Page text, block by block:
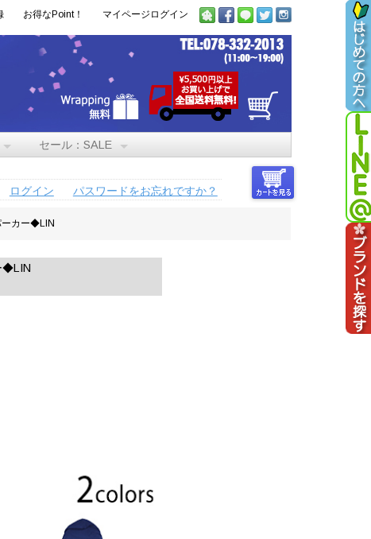
お得なPoint！ マイページログイン
セール：SALE
ログイン パスワードをお忘れですか？
ーカー◆LIN
◆LIN